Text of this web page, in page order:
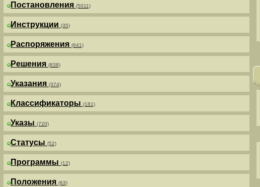
Постановления (5011)
Инструкции (35)
Распоряжения (641)
Решения (838)
Указания (374)
Классификаторы (181)
Указы (720)
Статусы (52)
Программы (12)
Положения (63)